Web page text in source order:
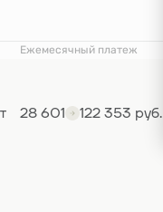
Ежемесячный платеж
28 601 122 353 руб.